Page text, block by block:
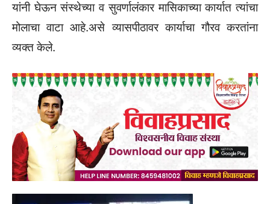
यांनी घेऊन संस्थेच्या व सुवर्णालंकार मासिकाच्या कार्यात त्यांचा
मोलाचा वाटा आहे.असे व्यासपीठावर कार्याचा गौरव करतांना
व्यक्त केले.